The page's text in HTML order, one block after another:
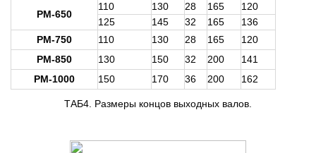
PM-650
110 130 28 165
120
125
145 32 165
136
РМ-750
110 130 28 165
120
РМ-850
130 150 32 200
141
РМ-1000
150 170 36 200 162
ТАБ4. Размеры концов выходных валов.